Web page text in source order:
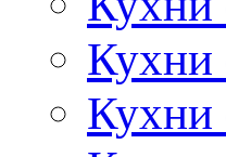
Кухни
Кухни